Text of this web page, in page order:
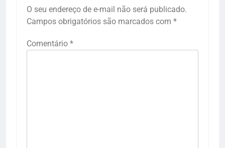
O seu endereço de e-mail não será publicado.
Campos obrigatórios são marcados com *
Comentário *